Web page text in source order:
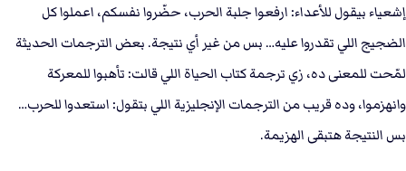
إشعياء بيقول للأعداء: ارفعوا جلبة الحرب، حضّروا نفسكم، اعملوا كل
الضجيج اللي تقدروا عليه… بس من غير أي نتيجة. بعض الترجمات الحديثة
لمّحت للمعنى ده، زي ترجمة كتاب الحياة اللي قالت: تأهبوا للمعركة
وانهزموا، وده قريب من الترجمات الإنجليزية اللي بتقول: استعدوا للحرب…
بس النتيجة هتبقى الهزيمة.